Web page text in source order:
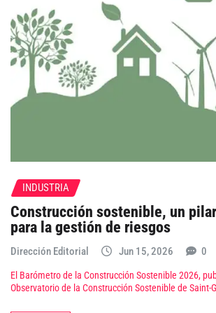
INDUSTRIA
Construcción sostenible, un
para la gestión de riesgos
Dirección Editorial Jun 15, 2026 0
El Barómetro de la Construcción Sostenible 2026,
Observatorio de la Construcción Sostenible de Saint-